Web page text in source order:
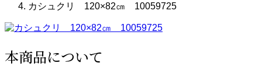
カシュクリ 120×82㎝ 10059725
本商品について